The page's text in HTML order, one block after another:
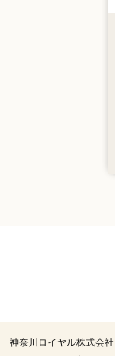
神奈川ロイヤル株式会社